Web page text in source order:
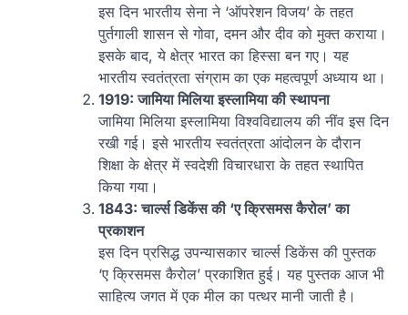
इस दिन भारतीय सेना ने ‘ऑपरेशन विजय’ के तहत
पुर्तगाली शासन से गोवा, दमन और दीव को मुक्त कराया।
इसके बाद, ये क्षेत्र भारत का हिस्सा बन गए। यह
भारतीय स्वतंत्रता संग्राम का एक महत्वपूर्ण अध्याय था।
1919: जामिया मिलिया इस्लामिया की स्थापना
जामिया मिलिया इस्लामिया विश्वविद्यालय की नींव इस दिन
रखी गई। इसे भारतीय स्वतंत्रता आंदोलन के दौरान
शिक्षा के क्षेत्र में स्वदेशी विचारधारा के तहत स्थापित
किया गया।
1843: चार्ल्स डिकेंस की ‘ए क्रिसमस कैरोल’ का
प्रकाशन
इस दिन प्रसिद्ध उपन्यासकार चार्ल्स डिकेंस की पुस्तक
‘ए क्रिसमस कैरोल’ प्रकाशित हुई। यह पुस्तक आज भी
साहित्य जगत में एक मील का पत्थर मानी जाती है।